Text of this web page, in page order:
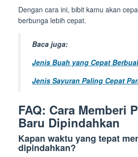
Dengan cara ini, bibit kamu akan
berbunga lebih cepat.
Baca juga:
Jenis Buah yang Cepat
Jenis Sayuran Paling Cepat
FAQ: Cara Memberi
Baru Dipindahkan
Kapan waktu yang tepat
dipindahkan?